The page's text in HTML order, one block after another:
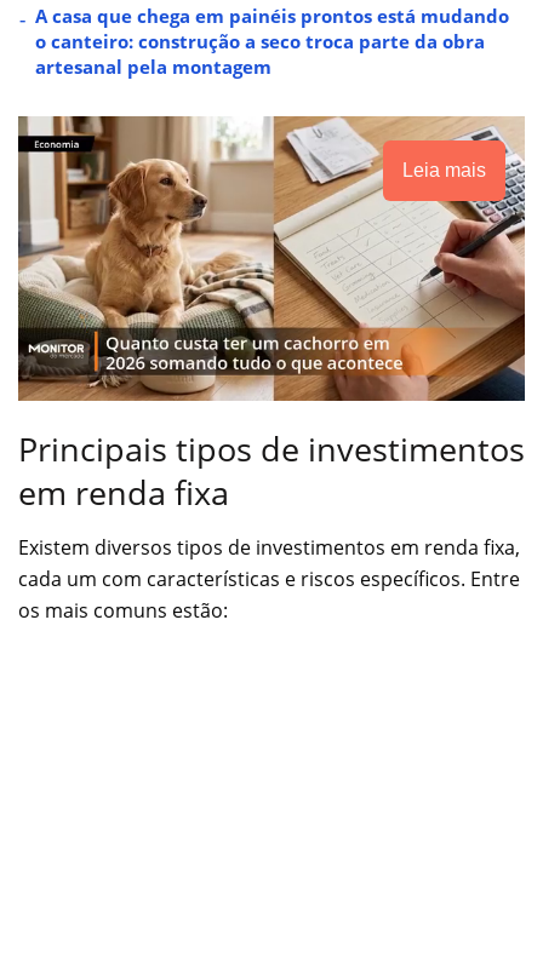
A casa que chega em painéis prontos está mudando
o canteiro: construção a seco troca parte da obra
artesanal pela montagem
Leia mais
Principais tipos de investimentos
em renda fixa
Existem diversos tipos de investimentos em renda fixa,
cada um com características e riscos específicos. Entre
os mais comuns estão: